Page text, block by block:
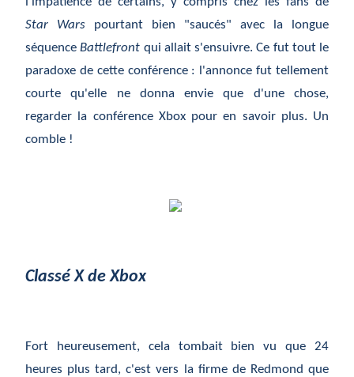
Star Wars pourtant bien "saucés" avec la longue
séquenceBattlefront qui allait s'ensuivre. Ce fut tout le
paradoxe de cette conférence: l'annonce fut tellement
courte qu'elle ne donna envie que d'une chose,
regarder la conférenceXbox pour en savoir plus. Un
comble !
Classé X de Xbox
Fort heureusement, cela tombait bien vu que 24
heures plus tard, c'est vers la firme de Redmond que